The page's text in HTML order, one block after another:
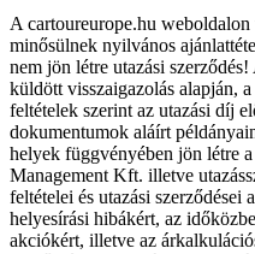
A cartoureurope.hu
minősülnek nyilvános
nem jön létre utazási
küldött visszaigazolás alapján,
feltételek szerint az utazási díj
dokumentumok aláírt
helyek függvényében jön létre
Management Kft. illetve
feltételei és utazási szerződései
helyesírási hibákért, az
akciókért, illetve az